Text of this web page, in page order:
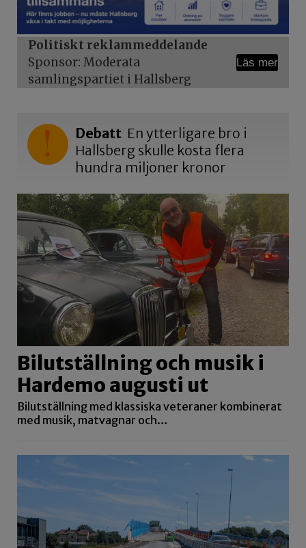
Politiskt reklammeddelande
Sponsor: Moderata
samlingspartiet i Hallsberg
Läs mer
Debatt En ytterligare bro i
Hallsberg skulle kosta flera
hundra miljoner kronor
Bilutställning och musik i
Hardemo augusti ut
Bilutställning med klassiska veteraner kombinerat
med musik, matvagnar och…